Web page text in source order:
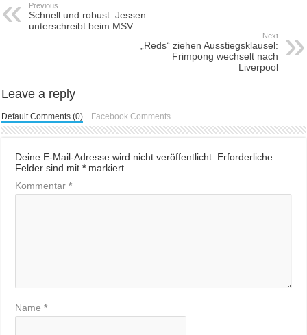
Previous
Schnell und robust: Jessen
unterschreibt beim MSV
Next
„Reds“ ziehen Ausstiegsklausel:
Frimpong wechselt nach
Liverpool
Leave a reply
Default Comments (0) Facebook Comments
Deine E-Mail-Adresse wird nicht veröffentlicht. Erforderliche
Felder sind mit*markiert
Kommentar*
Name*